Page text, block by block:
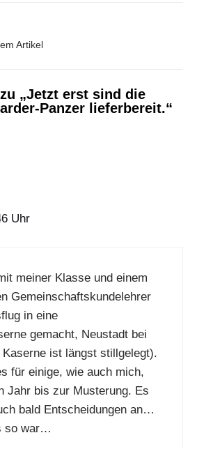
Artikel
„Jetzt erst sind die
Panzer lieferbereit.“
Uhr
meiner Klasse und einem
Gemeinschaftskundelehrer
in eine
gemacht, Neustadt bei
ist längst stillgelegt).
für einige, wie auch mich,
Jahr bis zur Musterung. Es
bald Entscheidungen an…
so war…